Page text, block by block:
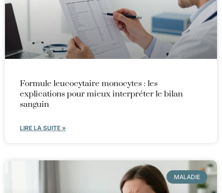
Formule leucocytaire monocytes : les
explications pour mieux interpréter le bilan
sanguin
LIRE LA SUITE »
MALADIE